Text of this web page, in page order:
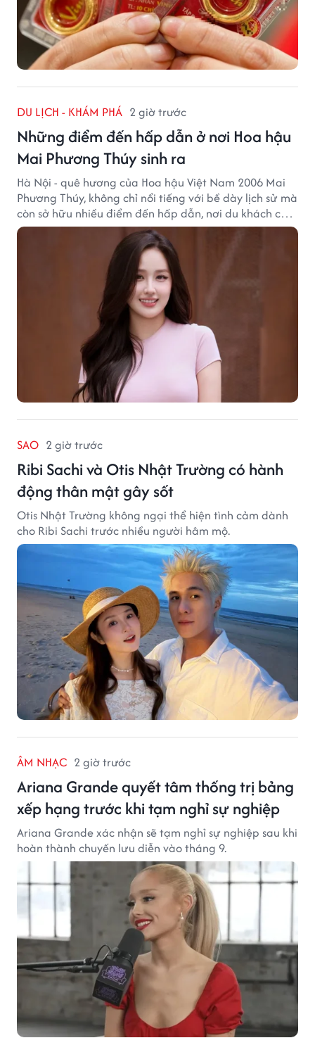
DU LỊCH - KHÁM PHÁ 2 giờ trước
Những điểm đến hấp dẫn ở nơi Hoa hậu
Mai Phương Thúy sinh ra
Hà Nội - quê hương của Hoa hậu Việt Nam 2006 Mai
Phương Thúy, không chỉ nổi tiếng với bề dày lịch sử mà
còn sở hữu nhiều điểm đến hấp dẫn, nơi du khách có
thể cảm nhận trọn vẹn vẻ đẹp cổ kính xen lẫn nhịp
sống hiện đại của Thủ đô.
SAO 2 giờ trước
Ribi Sachi và Otis Nhật Trường có hành
động thân mật gây sốt
Otis Nhật Trường không ngại thể hiện tình cảm dành
cho Ribi Sachi trước nhiều người hâm mộ.
ÂM NHẠC 2 giờ trước
Ariana Grande quyết tâm thống trị bảng
xếp hạng trước khi tạm nghỉ sự nghiệp
Ariana Grande xác nhận sẽ tạm nghỉ sự nghiệp sau khi
hoàn thành chuyến lưu diễn vào tháng 9.